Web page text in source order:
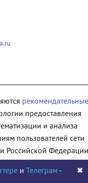
рекомендательные
предоставления
и анализа
пользователей сети
Российской
и Телеграм -
✖